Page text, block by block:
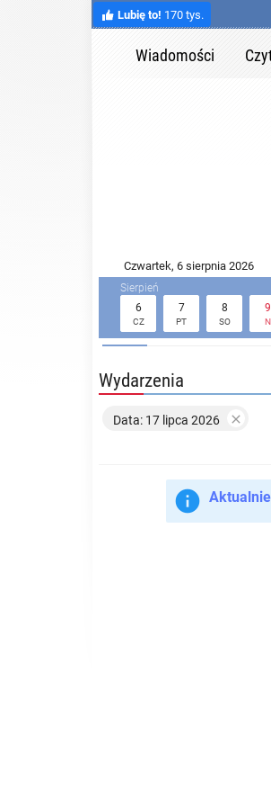
Lubię to! 170 tys.
Wiadomości
6
CZ
7
PT
8
SO
9
N
Wydarzenia
Data: 17 lipca 2026 
